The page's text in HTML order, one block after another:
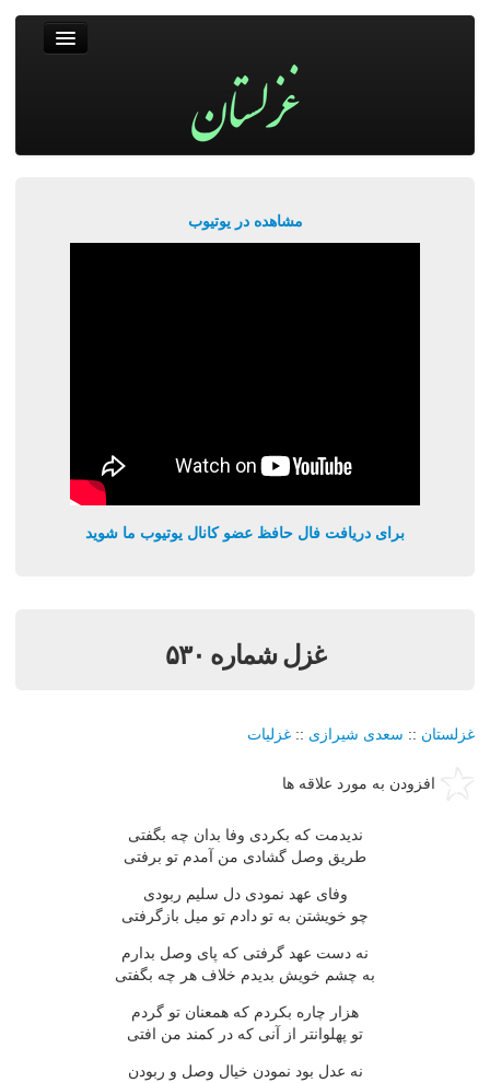
مشاهده در یوتیوب
برای دریافت فال حافظ عضو کانال یوتیوب ما شوید
غزل شماره ۵۳۰
غزلستان :: سعدی شیرازی :: غزلیات
افزودن به مورد علاقه ها
ندیدمت که بکردی وفا بدان چه بگفتی
طریق وصل گشادی من آمدم تو برفتی
وفای عهد نمودی دل سلیم ربودی
چو خویشتن به تو دادم تو میل بازگرفتی
نه دست عهد گرفتی که پای وصل بدارم
به چشم خویش بدیدم خلاف هر چه بگفتی
هزار چاره بکردم که همعنان تو گردم
تو پهلوانتر از آنی که در کمند من افتی
نه عدل بود نمودن خیال وصل و ربودن